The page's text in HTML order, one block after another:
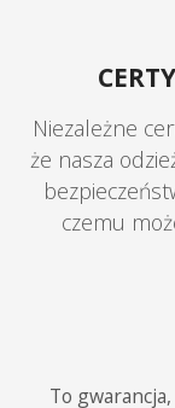
Niezależne
że nasza
czemu
To